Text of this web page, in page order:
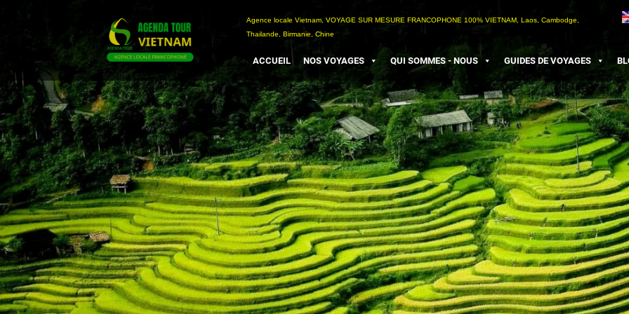
contenu
Agence locale Vietnam, VOYAGE SUR MESURE FRANCOPHONE 100% VIETNAM, Laos, Cambodge,
Thailande, Birmanie, Chine
ACCUEIL NOS VOYAGES QUI SOMMES - NOUS GUIDES DE VOYAGES